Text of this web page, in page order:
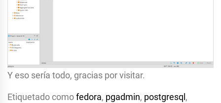
Y eso sería todo, gracias por visitar.
Etiquetado comofedora, pgadmin, postgresql ,